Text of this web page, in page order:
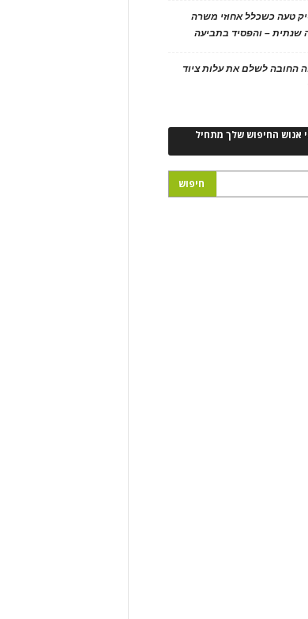
טעה כשכלל אחוזי משרה
שנתית – והפסיד בתביעה
החובה לשלם את עלות ציוד
אנוש החיפוש שלך מתחיל